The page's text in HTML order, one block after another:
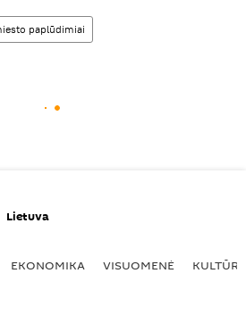
paplūdimiai
Lietuva
EKONOMIKA VISUOMENĖ KULTŪRA